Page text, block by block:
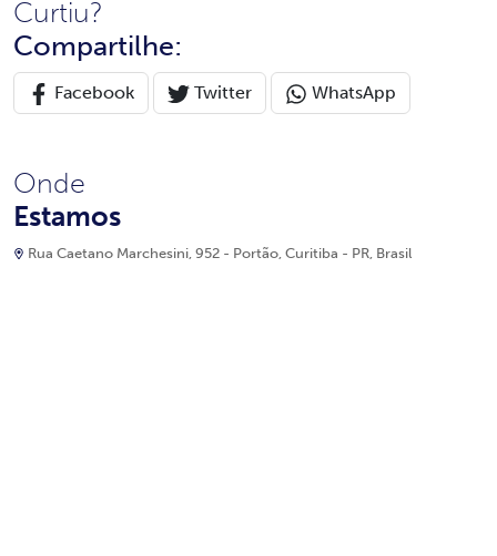
Curtiu?
Compartilhe:
Facebook Twitter WhatsApp
Onde
Estamos
Rua Caetano Marchesini, 952 - Portão, Curitiba - PR, Brasil